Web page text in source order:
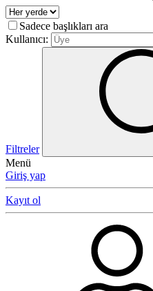
Sadece başlıkları ara
Kullanıcı:
Filtreler
Menü
Giriş yap
Kayıt ol